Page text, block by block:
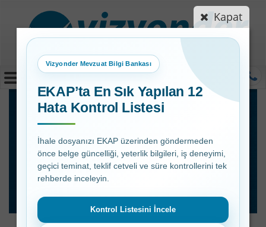
Kapat
Vizyonder Mevzuat Bilgi Bankası
EKAP’ta En Sık Yapılan 12
Hata Kontrol Listesi
İhale dosyanızı EKAP üzerinden göndermeden
önce belge güncelliği, yeterlik bilgileri, iş deneyimi,
geçici teminat, teklif cetveli ve süre kontrollerini tek
rehberde inceleyin.
Kontrol Listesini İncele
EKAP’ta En Sık
Yapılan 12 Hata
Kontrol Listesi
Yayınlandı